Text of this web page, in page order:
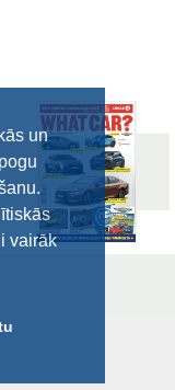
un
vairāk